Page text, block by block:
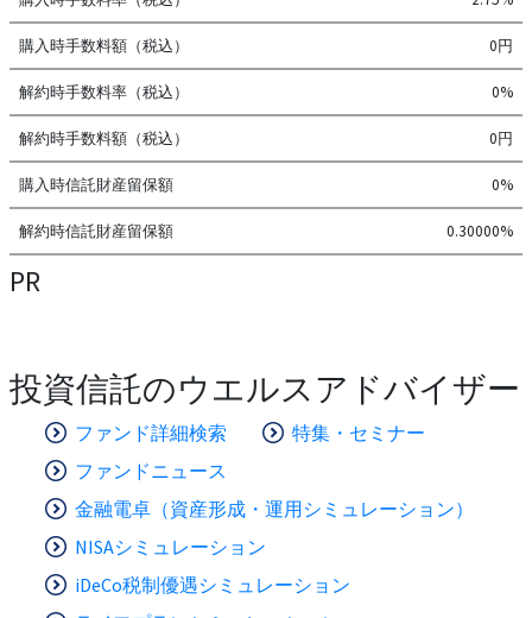
購入時手数料額（税込） 0円
解約時手数料率（税込） 0%
解約時手数料額（税込） 0円
購入時信託財産留保額 0%
解約時信託財産留保額 0.30000%
PR
投資信託のウエルスアドバイザー
ファンド詳細検索
特集・セミナー
ファンドニュース
金融電卓（資産形成・運用シミュレーション）
NISAシミュレーション
iDeCo税制優遇シミュレーション